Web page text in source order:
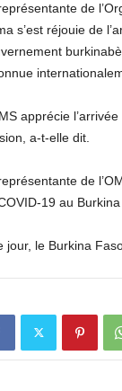
de
s’est réjouie de
apprécie
a-t-elle dit.
de
19 au
jour, le Burkina